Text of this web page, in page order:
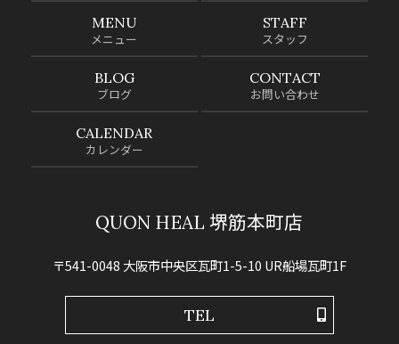
MENU
メニュー
STAFF
スタッフ
BLOG
ブログ
CONTACT
お問い合わせ
CALENDAR
カレンダー
QUON HEAL 堺筋本町店
〒541-0048 大阪市中央区瓦町1-5-10 UR船場瓦町1F
TEL